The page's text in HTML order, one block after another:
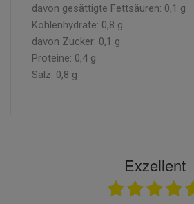
davon gesättigte Fettsäuren: 0,1 g
Kohlenhydrate: 0,8 g
davon Zucker: 0,1 g
Proteine: 0,4 g
Salz: 0,8 g
Exzellent